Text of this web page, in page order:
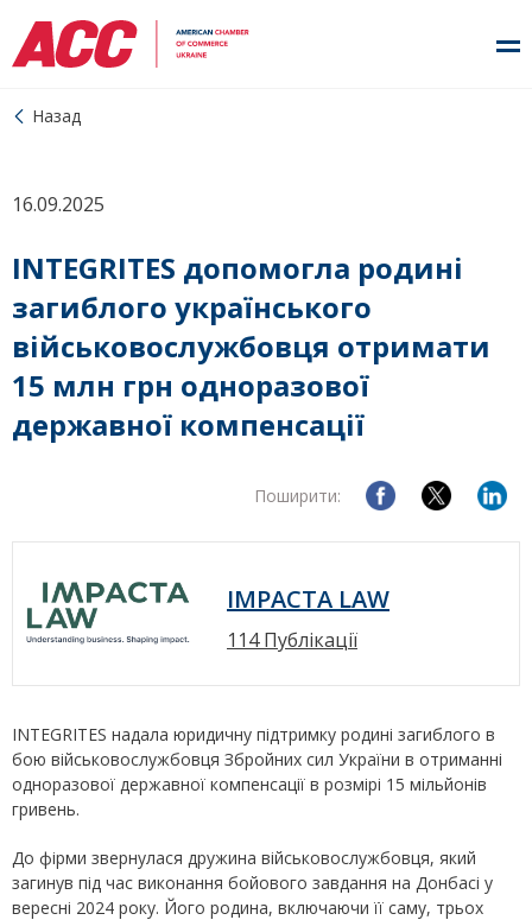
Назад
16.09.2025
INTEGRITES допомогла родині
загиблого українського
військовослужбовця отримати
15 млн грн одноразової
державної компенсації
Поширити:
IMPACTA LAW
114 Публікації
INTEGRITES надала юридичну підтримку родині загиблого в
бою військовослужбовця Збройних сил України в отриманні
одноразової державної компенсації в розмірі 15 мільйонів
гривень.
До фірми звернулася дружина військовослужбовця, який
загинув під час виконання бойового завдання на Донбасі у
вересні 2024 року. Його родина, включаючи її саму, трьох